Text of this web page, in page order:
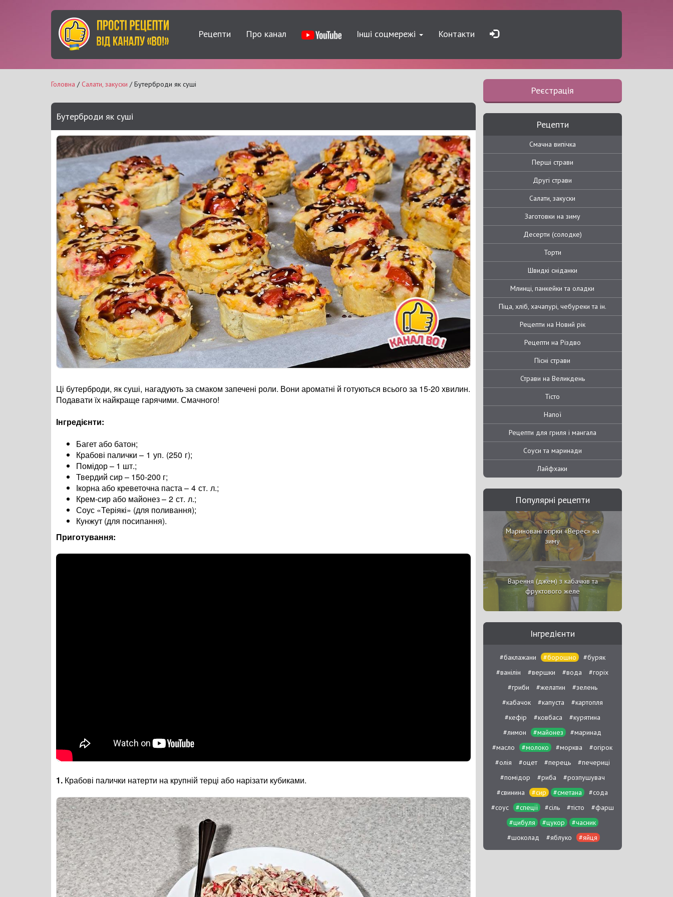
Рецепти Про канал Інші соцмережі Контакти
Головна / Салати, закуски / Бутерброди як суші
Бутерброди як суші
Ці бутерброди, як суші, нагадують за смаком запечені роли. Вони ароматні й готуються всього за 15-20 хвилин.
Подавати їх найкраще гарячими. Смачного!
Інгредієнти:
Багет або батон;
Крабові палички – 1 уп. (250 г);
Помідор – 1 шт.;
Твердий сир – 150-200 г;
Ікорна або креветочна паста– 4 ст. л.;
Крем-сир або майонез– 2 ст. л.;
Соус «Теріякі» (для поливання);
Кунжут (для посипання).
Приготування:
1. Крабові палички натерти на крупній терці або нарізати кубиками.
Реєстрація
Рецепти
Смачна випічка
Перші страви
Другі страви
Салати, закуски
Заготовки на зиму
Десерти (солодке)
Торти
Швидкі сніданки
Млинці, панкейки та оладки
Піца, хліб, хачапурі, чебуреки та ін.
Рецепти на Новий рік
Рецепти на Різдво
Пісні страви
Страви на Великдень
Тісто
Напої
Рецепти для гриля і мангала
Соуси та маринади
Лайфхаки
Популярні рецепти
Мариновані огірки «Верес» на
зиму
Варення (джем) з кабачків та
фруктового желе
Інгредієнти
#баклажани #борошно
#буряк
#ванілін
#вершки #вода
#горіх
#гриби
#желатин
#зелень
#кабачок
#капуста
#картопля
#кефір
#ковбаса
#курятина
#лимон
#майонез
#маринад
#масло
#молоко #морква
#огірок
#олія
#оцет #перець
#печериці
#помідор
#риба
#розпушувач
#свинина
#сир #сметана
#сода
#соус
#спеції #сіль #тісто
#фарш
#цибуля
#цукор
#часник
#шоколад
#яблуко #яйця